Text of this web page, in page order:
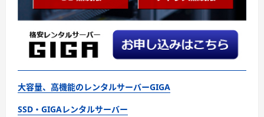
大容量、高機能のレンタルサーバーGIGA
SSD・GIGAレンタルサーバー